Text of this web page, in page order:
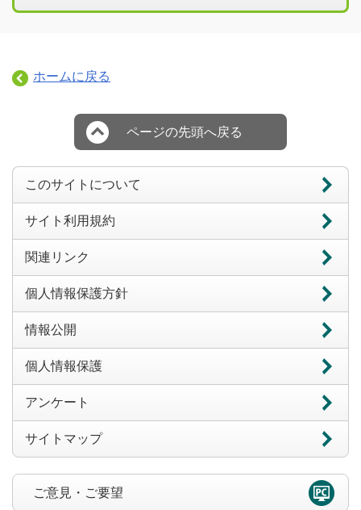
ホームに戻る
ページの先頭へ戻る
このサイトについて
サイト利用規約
関連リンク
個人情報保護方針
情報公開
個人情報保護
アンケート
サイトマップ
ご意見・ご要望